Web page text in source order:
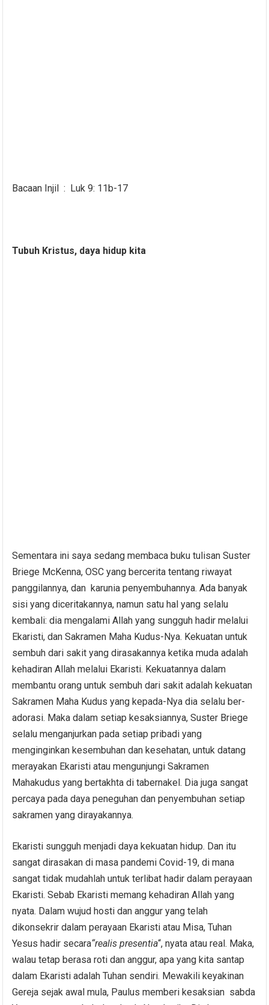
Bacaan Injil : Luk 9: 11b-17
Tubuh Kristus, daya hidup kita
Sementara ini saya sedang membaca buku tulisan Suster
Briege McKenna, OSC yang bercerita tentang riwayat
panggilannya, dan karunia penyembuhannya. Ada banyak
sisi yang diceritakannya, namun satu hal yang selalu
kembali: dia mengalami Allah yang sungguh hadir melalui
Ekaristi, dan Sakramen Maha Kudus-Nya. Kekuatan untuk
sembuh dari sakit yang dirasakannya ketika muda adalah
kehadiran Allah melalui Ekaristi. Kekuatannya dalam
membantu orang untuk sembuh dari sakit adalah kekuatan
Sakramen Maha Kudus yang kepada-Nya dia selalu ber-
adorasi. Maka dalam setiap kesaksiannya, Suster Briege
selalu menganjurkan pada setiap pribadi yang
menginginkan kesembuhan dan kesehatan, untuk datang
merayakan Ekaristi atau mengunjungi Sakramen
Mahakudus yang bertakhta di tabernakel. Dia juga sangat
percaya pada daya peneguhan dan penyembuhan setiap
sakramen yang dirayakannya.
Ekaristi sungguh menjadi daya kekuatan hidup. Dan itu
sangat dirasakan di masa pandemi Covid-19, di mana
sangat tidak mudahlah untuk terlibat hadir dalam perayaan
Ekaristi. Sebab Ekaristi memang kehadiran Allah yang
nyata. Dalam wujud hosti dan anggur yang telah
dikonsekrir dalam perayaan Ekaristi atau Misa, Tuhan
Yesus hadir secara“realis presentia“, nyata atau real. Maka,
walau tetap berasa roti dan anggur, apa yang kita santap
dalam Ekaristi adalah Tuhan sendiri. Mewakili keyakinan
Gereja sejak awal mula, Paulus memberi kesaksian sabda